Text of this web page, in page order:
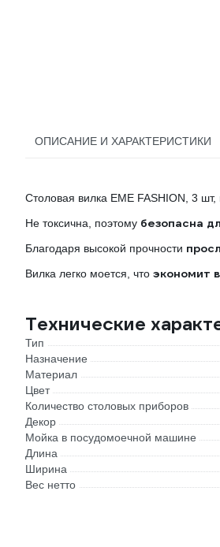
ОПИСАНИЕ И ХАРАКТЕРИСТИКИ
Столовая вилка EME FASHION, 3
Не токсична, поэтому безопасна
Благодаря высокой прочности
Вилка легко моется, что экономит
Технические
Тип
Назначение
Материал
Цвет
Количество столовых приборов
Декор
Мойка в посудомоечной машине
Длина
Ширина
Вес нетто